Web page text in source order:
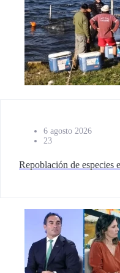
6 agosto 2026
23
Repoblación de especies